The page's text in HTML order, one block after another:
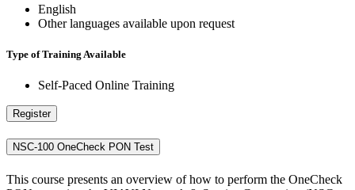
English
Other languages available upon request
Type of Training Available
Self-Paced Online Training
Register
NSC-100 OneCheck PON Test
This course presents an overview of how to perform the OneCheck